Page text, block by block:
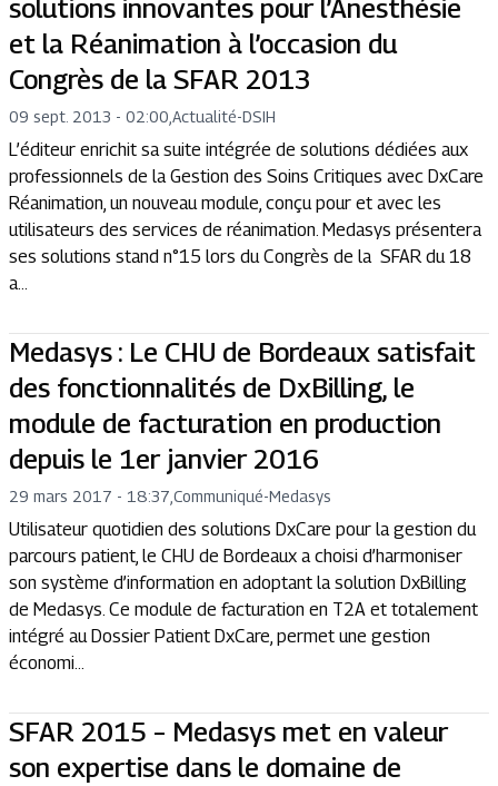
solutions innovantes pour l’Anesthésie
et la Réanimation à l’occasion du
Congrès de la SFAR 2013
09 sept. 2013 - 02:00 Actualité-DSIH
L’éditeur enrichit sa suite intégrée de solutions dédiées aux
professionnels de la Gestion des Soins Critiques avec DxCare
Réanimation, un nouveau module, conçu pour et avec les
utilisateurs des services de réanimation. Medasys présentera
ses solutions stand n°15 lors du Congrès de la SFAR du 18
a...
Medasys : Le CHU de Bordeaux satisfait
des fonctionnalités de DxBilling, le
module de facturation en production
depuis le 1er janvier 2016
29 mars 2017 - 18:37 Communiqué-Medasys
Utilisateur quotidien des solutions DxCare pour la gestion du
parcours patient, le CHU de Bordeaux a choisi d’harmoniser
son système d’information en adoptant la solution DxBilling
de Medasys. Ce module de facturation en T2A et totalement
intégré au Dossier Patient DxCare, permet une gestion
économi...
SFAR 2015 – Medasys met en valeur
son expertise dans le domaine de